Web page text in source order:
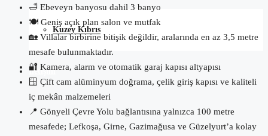
Kuzey Kıbrıs
İletişim
🛁 Ebeveyn banyosu dahil 3 banyo
🍽️ Geniş açık plan salon ve mutfak
🏡 Villalar birbirine bitişik değildir, aralarında en az 3,5 metre
mesafe bulunmaktadır.
🔐 Kamera, alarm ve otomatik garaj kapısı altyapısı
🪟 Çift cam alüminyum doğrama, çelik giriş kapısı ve kaliteli
iç mekân malzemeleri
📍 Gönyeli Çevre Yolu bağlantısına yalnızca 100 metre
mesafede; Lefkoşa, Girne, Gazimağusa ve Güzelyurt’a kolay